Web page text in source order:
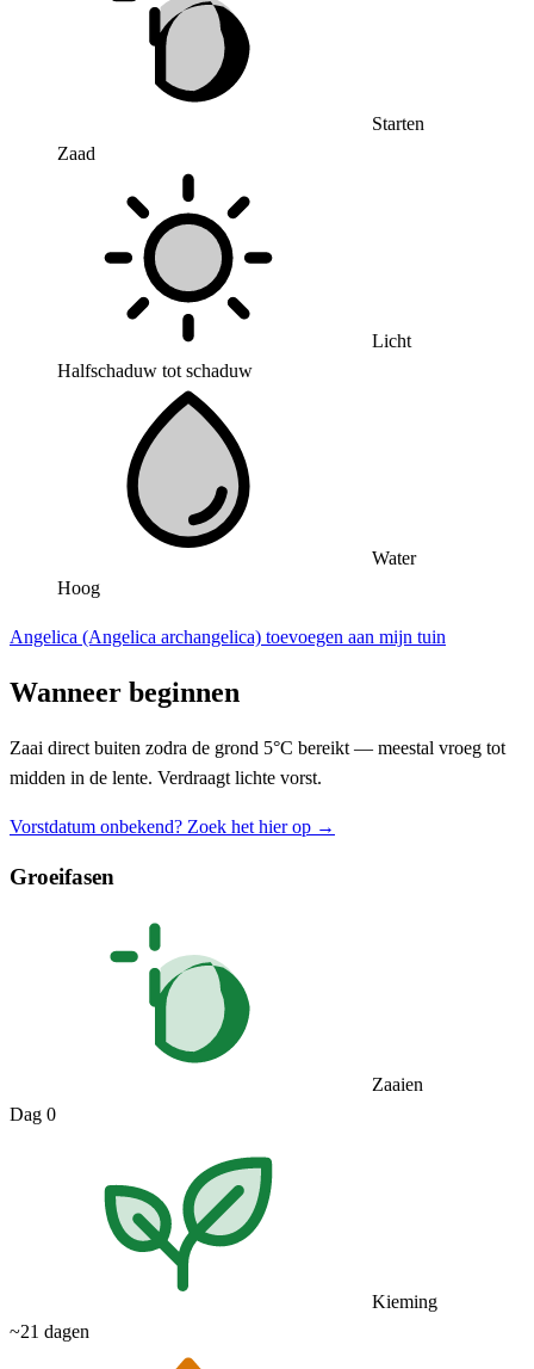
Starten
Zaad
Licht
Halfschaduw tot schaduw
Water
Hoog
Angelica (Angelica archangelica) toevoegen aan mijn tuin
Wanneer beginnen
Zaai direct buiten zodra de grond 5°C bereikt — meestal vroeg tot
midden in de lente. Verdraagt lichte vorst.
Vorstdatum onbekend? Zoek het hier op →
Groeifasen
Zaaien
Dag 0
Kieming
~21 dagen